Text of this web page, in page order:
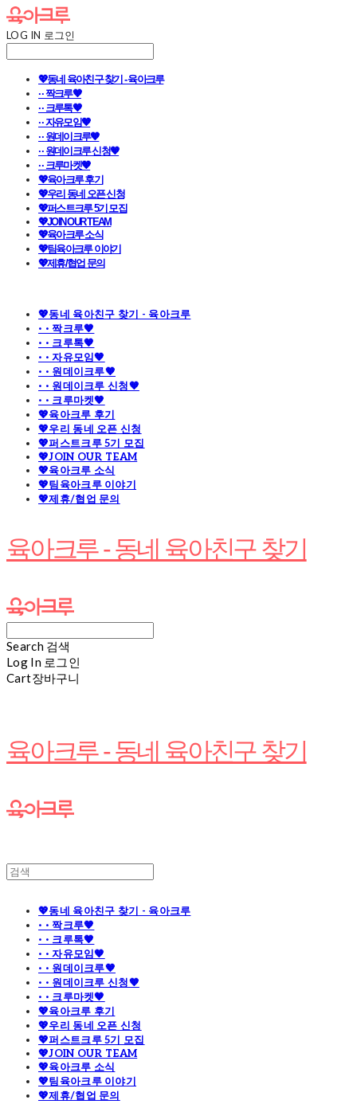
LOG IN 로그인
💖동네 육아친구 찾기 - 육아크루
· · 짝크루🧡
· · 크루톡🧡
· · 자유모임🧡
· · 원데이크루🧡
· · 원데이크루 신청🧡
· · 크루마켓🧡
💖육아크루 후기
💖우리 동네 오픈 신청
💖퍼스트크루 5기 모집
💖JOIN OUR TEAM
💖육아크루 소식
💖팀육아크루 이야기
💖제휴/협업 문의
💖동네 육아친구 찾기 - 육아크루
· · 짝크루🧡
· · 크루톡🧡
· · 자유모임🧡
· · 원데이크루🧡
· · 원데이크루 신청🧡
· · 크루마켓🧡
💖육아크루 후기
💖우리 동네 오픈 신청
💖퍼스트크루 5기 모집
💖JOIN OUR TEAM
💖육아크루 소식
💖팀육아크루 이야기
💖제휴/협업 문의
육아크루 - 동네 육아친구 찾기
Search 검색
Log In 로그인
Cart장바구니
육아크루 - 동네 육아친구 찾기
💖동네 육아친구 찾기 - 육아크루
· · 짝크루🧡
· · 크루톡🧡
· · 자유모임🧡
· · 원데이크루🧡
· · 원데이크루 신청🧡
· · 크루마켓🧡
💖육아크루 후기
💖우리 동네 오픈 신청
💖퍼스트크루 5기 모집
💖JOIN OUR TEAM
💖육아크루 소식
💖팀육아크루 이야기
💖제휴/협업 문의